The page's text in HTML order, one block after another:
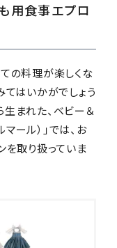
用食事エプロ
の料理が楽しくな
てはいかがでしょう
まれた、ベビー＆
ール）」では、お
を取り扱っていま